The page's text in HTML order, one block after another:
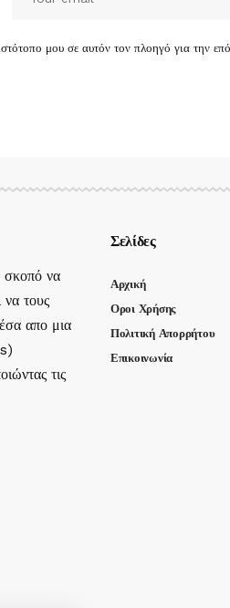
μου σε αυτόν τον πλοηγό για την
να
τους
απο μια
τις
Σελίδες
Αρχική
Οροι Χρήσης
Πολιτική Απορρήτου
Επικοινωνία